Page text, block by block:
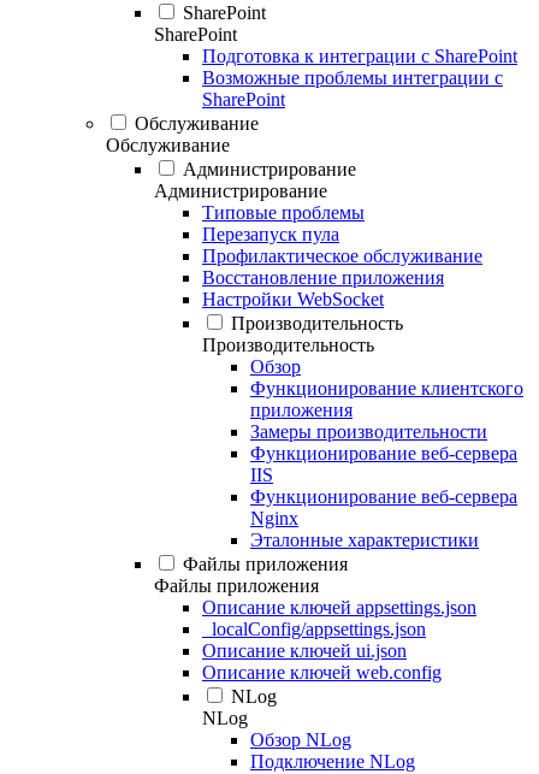
SharePoint
SharePoint
Подготовка к интеграции с SharePoint
Возможные проблемы интеграции с
SharePoint
Обслуживание
Обслуживание
Администрирование
Администрирование
Типовые проблемы
Перезапуск пула
Профилактическое обслуживание
Восстановление приложения
Настройки WebSocket
Производительность
Производительность
Обзор
Функционирование клиентского
приложения
Замеры производительности
Функционирование веб-сервера
IIS
Функционирование веб-сервера
Nginx
Эталонные характеристики
Файлы приложения
Файлы приложения
Описание ключей appsettings.json
_localConfig/appsettings.json
Описание ключей ui.json
Описание ключей web.config
NLog
NLog
Обзор NLog
Подключение NLog